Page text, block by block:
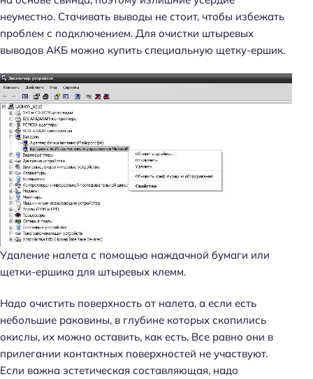
неуместно. Стачивать выводы не стоит, чтобы избежать
проблем с подключением. Для очистки штыревых
выводов АКБ можно купить специальную щетку-ершик.
Удаление налета с помощью наждачной бумаги или
щетки-ершика для штыревых клемм.
Надо очистить поверхность от налета, а если есть
небольшие раковины, в глубине которых скопились
окислы, их можно оставить, как есть. Все равно они в
прилегании контактных поверхностей не участвуют.
Если важна эстетическая составляющая, надо